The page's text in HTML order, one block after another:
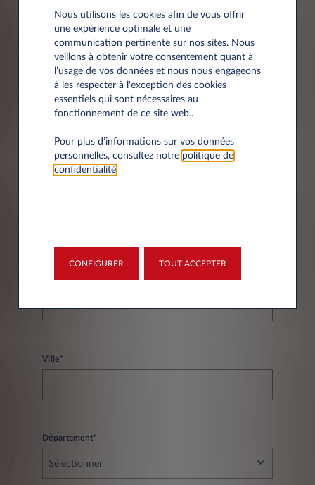
Siret
Code postal*
Ville*
Département*
Sélectionner
Nous utilisons les cookies afin de vous offrir
une expérience optimale et une
communication pertinente sur nos sites. Nous
veillons à obtenir votre consentement quant à
l’usage de vos données et nous nous engageons
à les respecter à l'exception des cookies
essentiels qui sont nécessaires au
fonctionnement de ce site web..
Pour plus d’informations sur vos données
personnelles, consultez notre politique de
confidentialité.
CONFIGURER TOUT ACCEPTER